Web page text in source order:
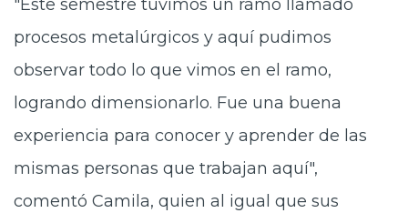
"Este semestre tuvimos un ramo llamado
procesos metalúrgicos y aquí pudimos
observar todo lo que vimos en el ramo,
ogrando dimensionarlo. Fue una buena
experiencia para conocer y aprender de las
mismas personas que trabajan aquí",
comentó Camila, quien al igual que sus